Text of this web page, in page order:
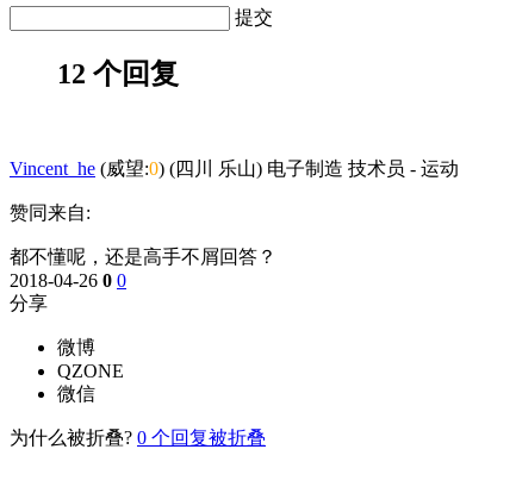
提交
12 个回复
Vincent_he (威望:0) (四川 乐山) 电子制造 技术员 - 运动
赞同来自:
都不懂呢，还是高手不屑回答？
2018-04-26 0 0
分享
微博
QZONE
微信
为什么被折叠? 0 个回复被折叠